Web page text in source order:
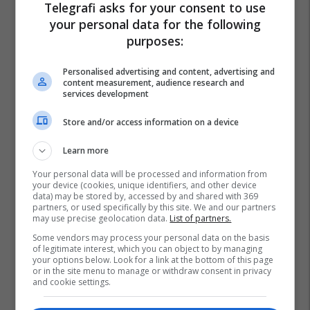
Promo Reklamo këtu
Baks Bay, projekti me i madh
turistik në Shqipëri prezantohet
ne Expo Real Kosova: Vizitoni
shtandin dhe zbuloni
mundësitë e investimit
Baks Bay
Telegrafi asks for your consent to use
your personal data for the following
purposes:
Personalised advertising and content, advertising and
content measurement, audience research and
services development
Store and/or access information on a device
Learn more
Your personal data will be processed and information from
your device (cookies, unique identifiers, and other device
data) may be stored by, accessed by and shared with 369
partners, or used specifically by this site. We and our partners
may use precise geolocation data. List of partners.
Some vendors may process your personal data on the basis
of legitimate interest, which you can object to by managing
your options below. Look for a link at the bottom of this page
or in the site menu to manage or withdraw consent in privacy
and cookie settings.